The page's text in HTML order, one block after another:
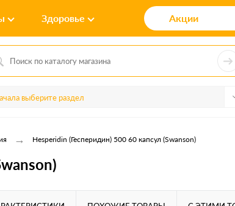
Здоровье Акции
выберите раздел
→ Hesperidin (Гесперидин) 500 60 капсул (Swanson)